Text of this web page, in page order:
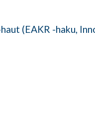
(EAKR -haku,